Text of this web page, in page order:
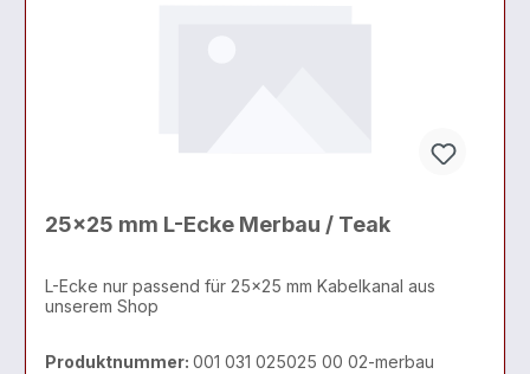
25x25 mm L-Ecke Merbau / Teak
L-Ecke nur passend für 25x25 mm Kabelkanal aus
unserem Shop
Produktnummer: 001 031 025025 00 02-merbau